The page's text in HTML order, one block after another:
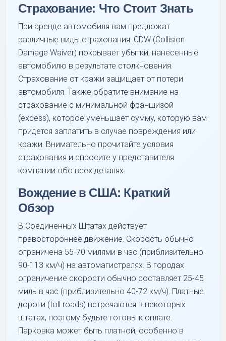
Страхование: Что Стоит Знать
При аренде автомобиля вам предложат
различные виды страхования. CDW (Collision
Damage Waiver) покрывает убытки, нанесенные
автомобилю в результате столкновения.
Страхование от кражи защищает от потери
автомобиля. Также обратите внимание на
страхование с минимальной франшизой
(excess), которое уменьшает сумму, которую вам
придется заплатить в случае повреждения или
кражи. Внимательно прочитайте условия
страхования и спросите у представителя
компании обо всех деталях.
Вождение в США: Краткий
Обзор
В Соединенных Штатах действует
правостороннее движение. Скорость обычно
ограничена 55-70 милями в час (приблизительно
90-113 км/ч) на автомагистралях. В городах
ограничение скорости обычно составляет 25-45
миль в час (приблизительно 40-72 км/ч). Платные
дороги (toll roads) встречаются в некоторых
штатах, поэтому будьте готовы к оплате.
Парковка может быть платной, особенно в